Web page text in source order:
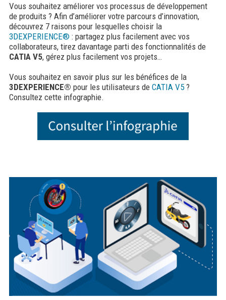
Vous souhaitez améliorer vos processus de développement
de produits ? Afin d’améliorer votre parcours d’innovation,
découvrez 7 raisons pour lesquelles choisir la
3DEXPERIENCE®: partagez plus facilement avec vos
collaborateurs, tirez davantage parti des fonctionnalités de
CATIA V5, gérez plus facilement vos projets…
Vous souhaitez en savoir plus sur les bénéfices de la
3DEXPERIENCE® pour les utilisateurs de CATIA V5?
Consultez cette infographie.